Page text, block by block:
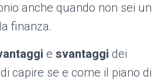
anche quando non sei un
finanza.
e svantaggi dei
capire se e come il piano di